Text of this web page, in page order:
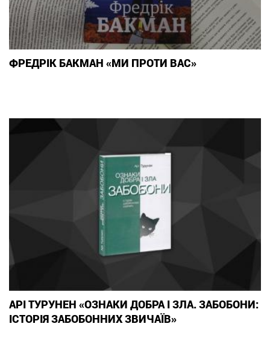
ФРЕДРІК БАКМАН «МИ ПРОТИ ВАС»
АРІ ТУРУНЕН «ОЗНАКИ ДОБРА І ЗЛА. ЗАБОБОНИ:
ІСТОРІЯ ЗАБОБОННИХ ЗВИЧАЇВ»